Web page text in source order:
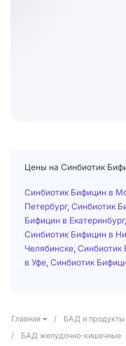
Цены на Синбиотик
Синбиотик Бифицин в
Петербург, Синбиотик
Бифицин в Екатеринбург,
Синбиотик Бифицин в
Челябинске Синбиотик
в Уфе Синбиотик
Главная / БАД и продукты
/
БАД желудочно-кишечные